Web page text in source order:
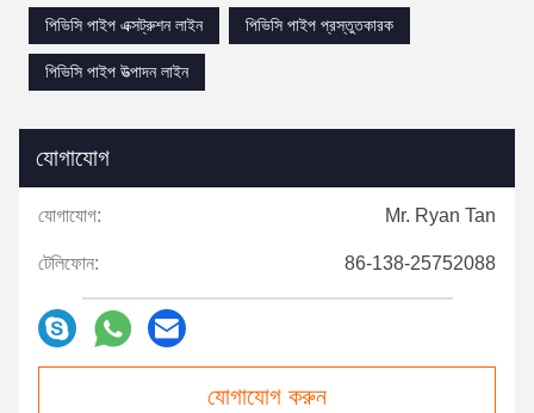
পিভিসি পাইপ এক্সট্রুশন লাইন
পিভিসি পাইপ প্রস্তুতকারক
পিভিসি পাইপ উত্পাদন লাইন
যোগাযোগ
যোগাযোগ: Mr. Ryan Tan
টেলিফোন: 86-138-25752088
যোগাযোগ করুন